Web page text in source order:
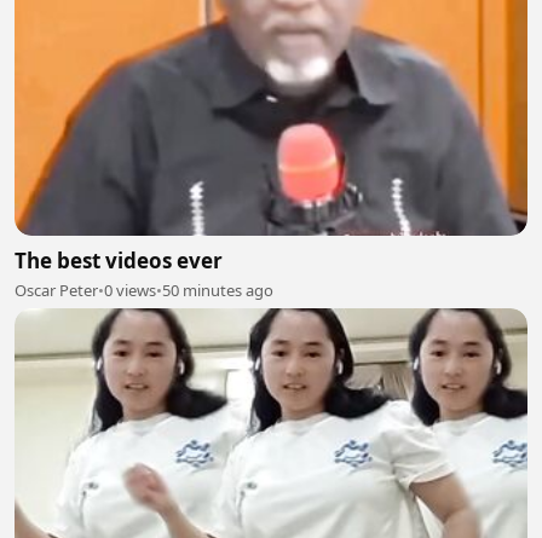
The best videos ever
Oscar Peter•0 views•50 minutes ago